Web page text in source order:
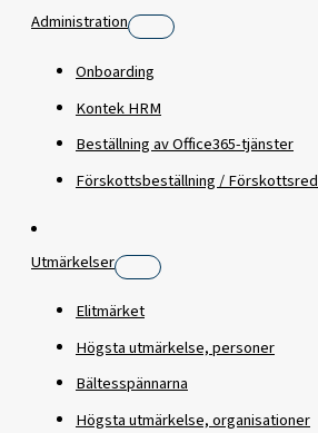
Administration
Onboarding
Kontek HRM
Beställning av Office365-tjänster
Förskottsbeställning /
Utmärkelser
Elitmärket
Högsta utmärkelse, personer
Bältesspännarna
Högsta utmärkelse, organisationer